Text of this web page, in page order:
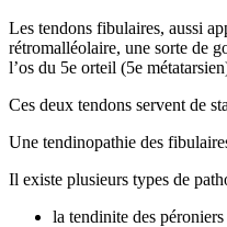
Les tendons fibulaires, aussi
rétromalléolaire, une sorte de
l’os du 5e orteil (5e
Ces deux tendons servent de
Une tendinopathie des
Il existe plusieurs types de
la tendinite des